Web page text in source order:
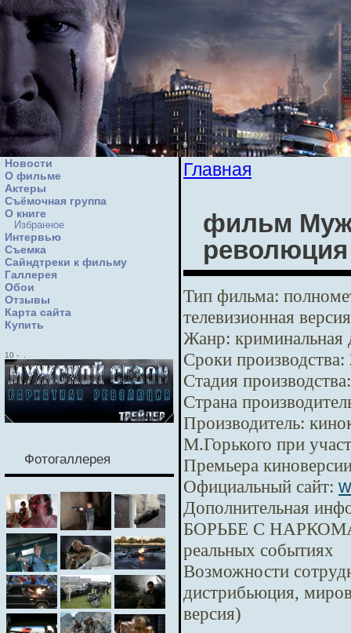
Новости
О фильме
Актеры
Съёмочная группа
О книге
Избранное
Интервью
Cъемка
Сайндтреки к фильму
Галлерея
Обои
Отзывы
Карта сайта
Купить
10 -
Фотогаллерея
Главная
фильм
революция
Тип фильма:
телевизионная
Жанр: криминальная
Сроки производства:
Стадия производства:
Страна
Производитель:
М.Горького при
Премьера
Официальный сайт:
Дополнительная
БОРЬБЕ С
реальных событиях
Возможности
дистрибьюция,
версия)